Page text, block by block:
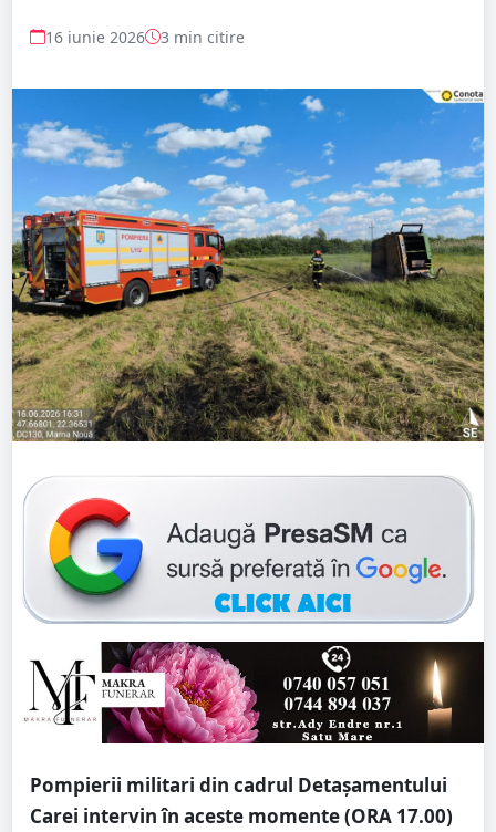
16 iunie 2026 3 min citire
Pompierii militari din cadrul Detașamentului
Carei intervin în aceste momente (ORA 17.00)